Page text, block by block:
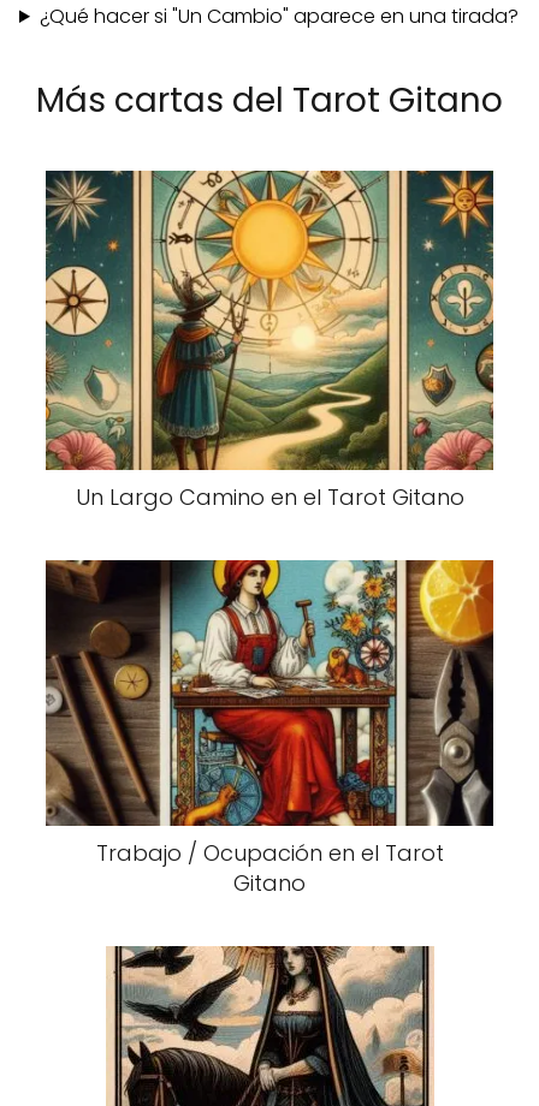
¿Qué hacer si "Un Cambio" aparece en una tirada?
Más cartas del Tarot Gitano
Un Largo Camino en el Tarot Gitano
Trabajo / Ocupación en el Tarot
Gitano